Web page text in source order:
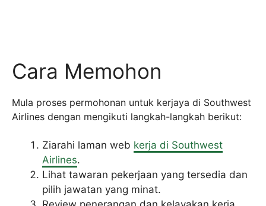
Cara Memohon
Mula proses permohonan untuk kerjaya di Southwest
Airlines dengan mengikuti langkah-langkah berikut:
Ziarahi laman web kerja di Southwest
Airlines.
Lihat tawaran pekerjaan yang tersedia dan
pilih jawatan yang minat.